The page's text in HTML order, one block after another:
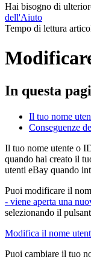
Hai bisogno di
dell'Aiuto
Tempo di lettura
In questa
Il tuo nome
Conseguenze
Il tuo nome utente o
quando hai creato il
utenti eBay quando
Puoi modificare il
- viene aperta una
selezionando il
Modifica il nome
Puoi cambiare il tuo